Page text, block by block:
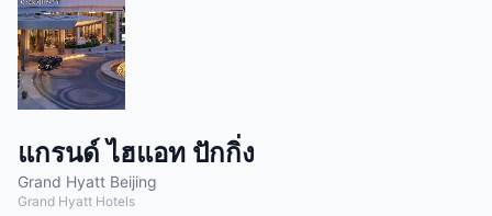
แกรนด์ ไฮแอท ปักกิ่ง
Grand Hyatt Beijing
Grand Hyatt Hotels